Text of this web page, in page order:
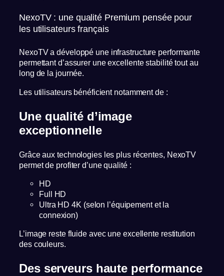
NexoTV : une qualité Premium pensée pour
les utilisateurs français
NexoTV a développé une infrastructure performante
permettant d’assurer une excellente stabilité tout au
long de la journée.
Les utilisateurs bénéficient notamment de :
Une qualité d’image
exceptionnelle
Grâce aux technologies les plus récentes, NexoTV
permet de profiter d’une qualité :
HD
Full HD
Ultra HD 4K (selon l’équipement et la
connexion)
L’image reste fluide avec une excellente restitution
des couleurs.
Des serveurs haute performance